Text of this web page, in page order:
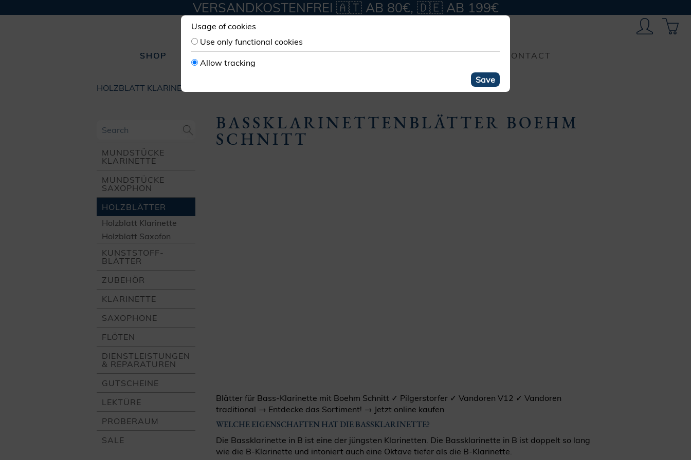
VERSANDKOSTENFREI 🇦🇹 AB 80€, 🇩🇪 AB 199€
SHOP CONTACT
HOLZBLATT KLARINETTE
MUNDSTÜCKE
KLARINETTE
MUNDSTÜCKE
SAXOPHON
HOLZ­BLÄTTER
Holzblatt Klarinette
Holzblatt Saxofon
KUNSTSTOFF­
BLÄTTER
ZUBEHÖR
KLARINETTE
SAXOPHONE
FLÖTEN
DIENST­LEISTUNGEN
& REPARATUREN
GUTSCHEINE
LEKTÜRE
PROBERAUM
SALE
BASSKLARINETTENBLÄTTER BOEHM
SCHNITT
Blätter für Bass-Klarinette mit Boehm Schnitt ✓ Pilgerstorfer ✓ Vandoren V12 ✓ Vandoren
traditional → Entdecke das Sortiment! → Jetzt online kaufen
WELCHE EIGENSCHAFTEN HAT DIE BASSKLARINETTE?
Die Bassklarinette in B ist eine der jüngsten Klarinetten. Die Bassklarinette in B ist doppelt so lang
wie die B-Klarinette und intoniert auch eine Oktave tiefer als die B-Klarinette.
Usage of cookies
Use only functional cookies
Allow tracking
Save